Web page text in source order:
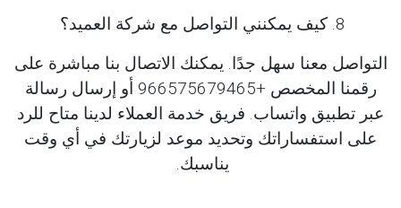
8. كيف يمكنني التواصل مع شركة العميد؟
التواصل معنا سهل جدًا. يمكنك الاتصال بنا مباشرة على
رقمنا المخصص +966575679465 أو إرسال رسالة
عبر تطبيق واتساب. فريق خدمة العملاء لدينا متاح للرد
على استفساراتك وتحديد موعد لزيارتك في أي وقت
يناسبك.